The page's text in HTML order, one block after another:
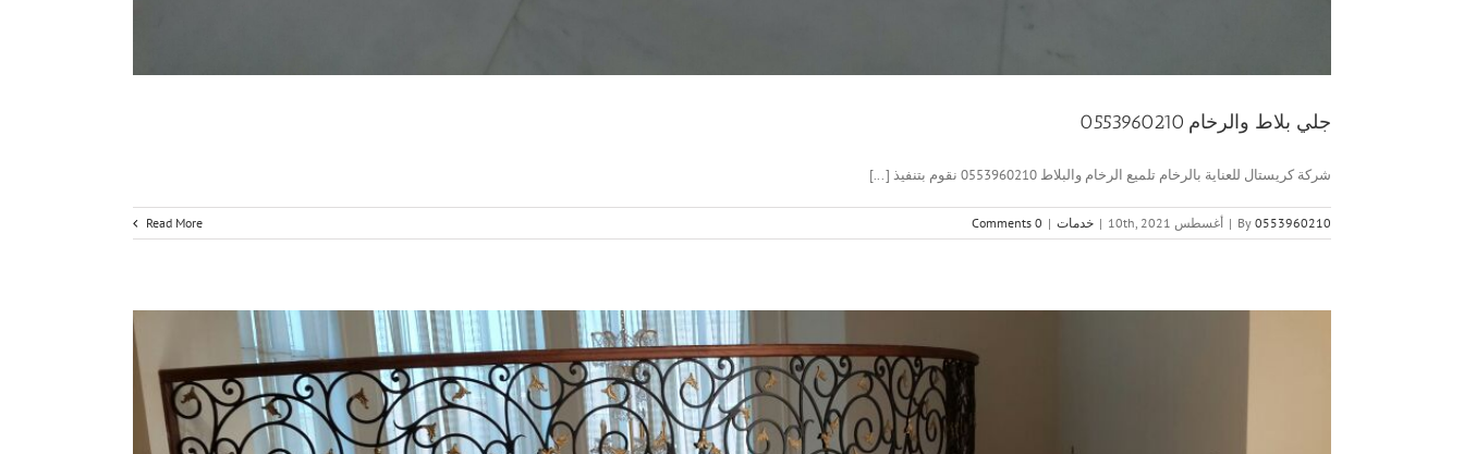
جلي بلاط والرخام 0553960210
شركة كريستال للعناية بالرخام تلميع الرخام والبلاط 0553960210 نقوم بتنفيذ [...]
By 0553960210
| أغسطس 10th, 2021 | خدمات |
0 Comments
Read More